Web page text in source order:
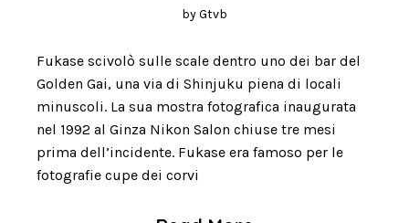
byGtvb
Fukase scivolò sulle scale dentro uno dei bar del
Golden Gai, una via di Shinjuku piena di locali
minuscoli. La sua mostra fotografica inaugurata
nel 1992 al Ginza Nikon Salon chiuse tre mesi
prima dell’incidente. Fukase era famoso per le
fotografie cupe dei corvi